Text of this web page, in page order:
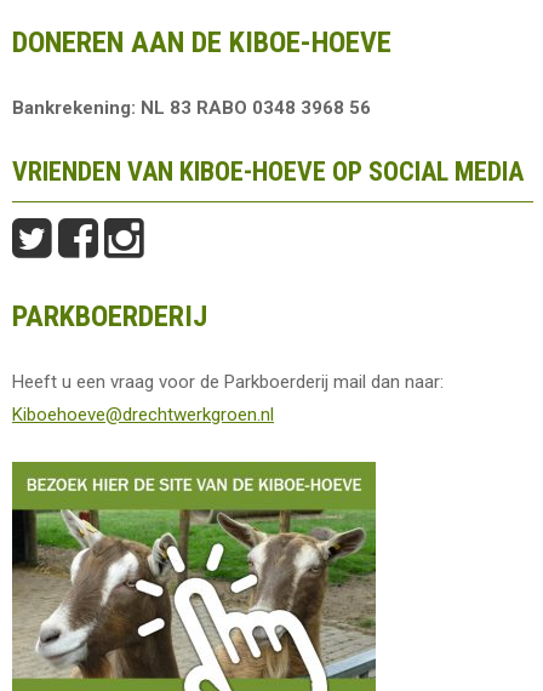
DONEREN AAN DE KIBOE-HOEVE
Bankrekening: NL 83 RABO 0348 3968 56
VRIENDEN VAN KIBOE-HOEVE OP SOCIAL MEDIA
PARKBOERDERIJ
Heeft u een vraag voor de Parkboerderij mail dan naar:
Kiboehoeve@drechtwerkgroen.nl